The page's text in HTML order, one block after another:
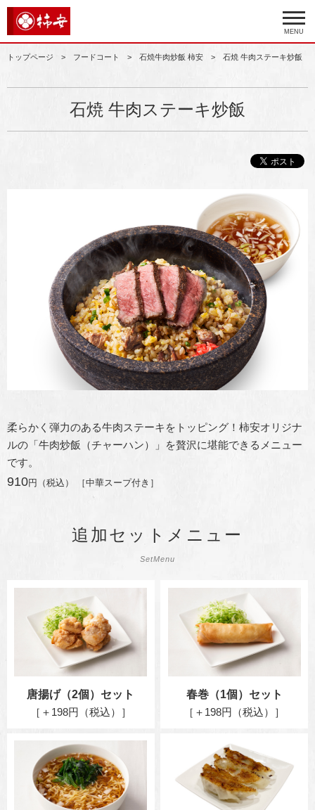
MENU
トップページ フードコート 石焼牛肉炒飯 柿安 石焼 牛肉ステーキ炒飯
石焼 牛肉ステーキ炒飯
柔らかく弾力のある牛肉ステーキをトッピング！柿安オリジナ
ルの「牛肉炒飯（チャーハン）」を贅沢に堪能できるメニュー
です。
910円（税込） ［中華スープ付き］
追加セットメニュー
SetMenu
唐揚げ（2個）セット
［＋198円（税込）］
春巻（1個）セット
［＋198円（税込）］